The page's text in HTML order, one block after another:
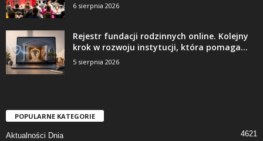
6 sierpnia 2026
Rejestr fundacji rodzinnych online. Kolejny
krok w rozwoju instytucji, która pomaga...
5 sierpnia 2026
POPULARNE KATEGORIE
Aktualności Dnia 4621